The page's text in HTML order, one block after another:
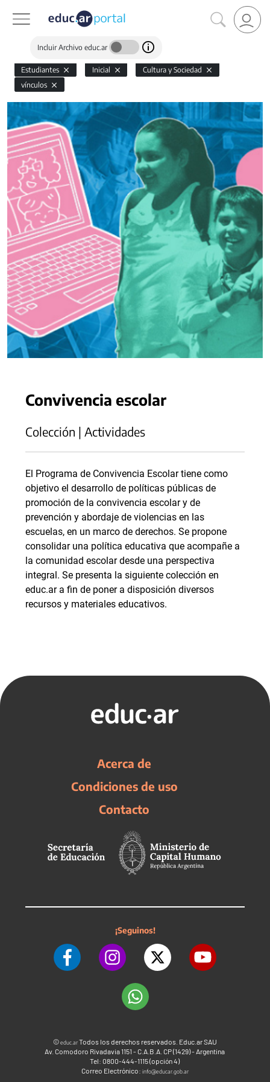
Incluir Archivo educ.ar
Estudiantes Inicial
Cultura y Sociedad
vínculos
Convivencia escolar
Colección | Actividades
El Programa de Convivencia Escolar tiene como
objetivo el desarrollo de políticas públicas de
promoción de la convivencia escolar y de
prevención y abordaje de violencias en las
escuelas, en un marco de derechos. Se propone
consolidar una política educativa que acompañe a
la comunidad escolar desde una perspectiva
integral. Se presenta la siguiente colección en
educ.ar a fin de poner a disposición diversos
recursos y materiales educativos.
Acerca de
Condiciones de uso
Contacto
¡Seguinos!
©educ.arTodos los derechos reservados. Educ.ar SAU
Av. Comodoro Rivadavia 1151 - C.A.B.A. CP (1429) - Argentina
Tel: 0800-444-1115 (opción 4)
Correo Electrónico: info@educar.gob.ar